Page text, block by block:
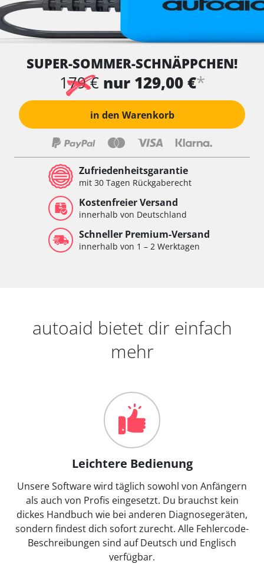
SUPER-SOMMER-SCHNÄPPCHEN!
179 € nur 129,00 €*
in den Warenkorb
Zufriedenheitsgarantie
mit 30 Tagen Rückgaberecht
Kostenfreier Versand
innerhalb von Deutschland
Schneller Premium-Versand
innerhalb von 1 – 2 Werktagen
autoaid bietet dir einfach
mehr
Leichtere Bedienung
Unsere Software wird täglich sowohl von Anfängern
als auch von Profis eingesetzt. Du brauchst kein
dickes Handbuch wie bei anderen Diagnosegeräten,
sondern findest dich sofort zurecht. Alle Fehlercode-
Beschreibungen sind auf Deutsch und Englisch
verfügbar.